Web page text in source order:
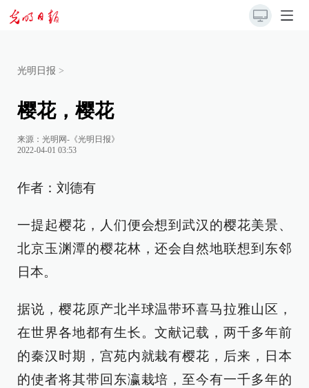
光明日报 >
樱花，樱花
来源： 光明网-《光明日报》
2022-04-01 03:53
作者：刘德有
一提起樱花，人们便会想到武汉的樱花美景、
北京玉渊潭的樱花林，还会自然地联想到东邻
日本。
据说，樱花原产北半球温带环喜马拉雅山区，
在世界各地都有生长。文献记载，两千多年前
的秦汉时期，宫苑内就栽有樱花，后来，日本
的使者将其带回东瀛栽培，至今有一千多年的